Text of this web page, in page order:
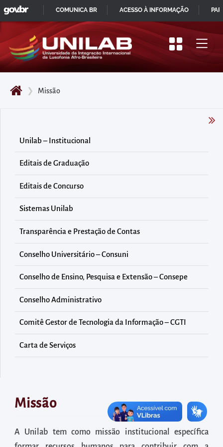
Pular
para
início
do
principal
Acessar
diretamente
o
Acessar
diretamente
área
para
realizar
buscas
internas
Acessar
no
❯ Missão
Missão
A Unilab tem como missão institucional específica
Unilab – Institucional
Editais de Graduação
Editais de Concurso
Sistemas Unilab
Transparência e Prestação de Contas
Conselho Universitário – Consuni
Conselho de Ensino, Pesquisa e Extensão – Consepe
Conselho Administrativo
Comitê Gestor de Tecnologia da Informação – CGTI
Carta de Serviços
IR
PARA
CONTEÚDO
GOVBR
COMUNICA BR ACESSO À INFORMAÇÃO